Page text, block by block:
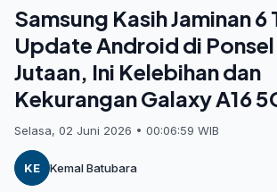
Samsung Kasih Jaminan 6
Update Android di Ponsel
Jutaan, Ini Kelebihan dan
Kekurangan Galaxy A16
Selasa, 02 Juni 2026 • 00:06:59 WIB
KE Kemal Batubara